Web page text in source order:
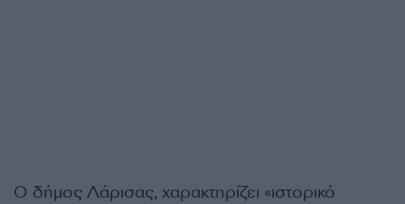
Ο δήμος Λάρισας, χαρακτηρίζει «ιστορικό